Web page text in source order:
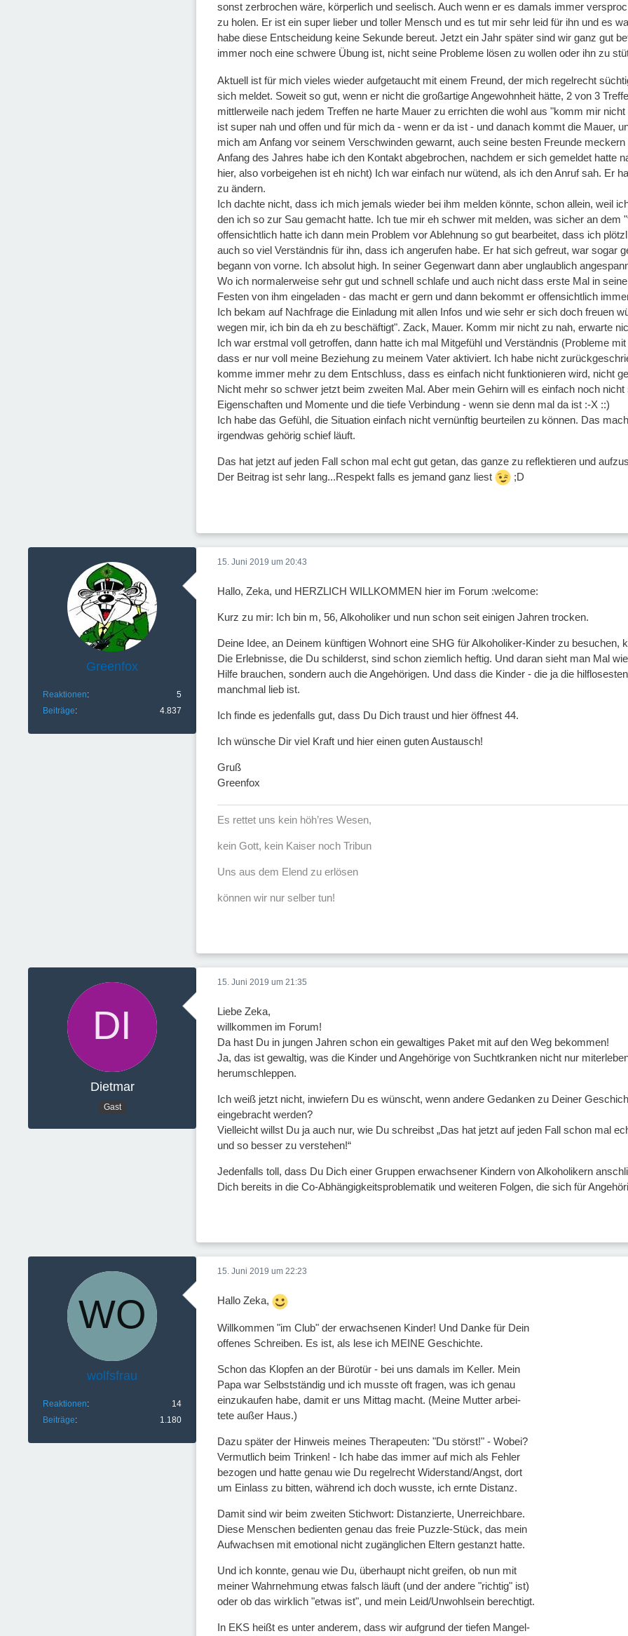
sonst zerbrochen wäre, körperlich und seelisch. Auch wenn er es damals immer
zu holen. Er ist ein super lieber und toller Mensch und es tut mir sehr leid für ihn und es
habe diese Entscheidung keine Sekunde bereut. Jetzt ein Jahr später sind wir ganz gut
immer noch eine schwere Übung ist, nicht seine Probleme lösen zu wollen oder ihn zu
Aktuell ist für mich vieles wieder aufgetaucht mit einem Freund, der mich regelrecht
sich meldet. Soweit so gut, wenn er nicht die großartige Angewohnheit hätte, 2 von 3
mittlerweile nach jedem Treffen ne harte Mauer zu errichten die wohl aus "komm mir
ist super nah und offen und für mich da - wenn er da ist - und danach kommt die Mauer,
mich am Anfang vor seinem Verschwinden gewarnt, auch seine besten Freunde
Anfang des Jahres habe ich den Kontakt abgebrochen, nachdem er sich gemeldet hatte
hier, also vorbeigehen ist eh nicht) Ich war einfach nur wütend, als ich den Anruf sah. Er
zu ändern.
Ich dachte nicht, dass ich mich jemals wieder bei ihm melden könnte, schon allein, weil
den ich so zur Sau gemacht hatte. Ich tue mir eh schwer mit melden, was sicher an dem
offensichtlich hatte ich dann mein Problem vor Ablehnung so gut bearbeitet, dass ich
auch so viel Verständnis für ihn, dass ich angerufen habe. Er hat sich gefreut, war sogar
begann von vorne. Ich absolut high. In seiner Gegenwart dann aber unglaublich
Wo ich normalerweise sehr gut und schnell schlafe und auch nicht dass erste Mal in
Festen von ihm eingeladen - das macht er gern und dann bekommt er offensichtlich
Ich bekam auf Nachfrage die Einladung mit allen Infos und wie sehr er sich doch freuen
wegen mir, ich bin da eh zu beschäftigt". Zack, Mauer. Komm mir nicht zu nah, erwarte
Ich war erstmal voll getroffen, dann hatte ich mal Mitgefühl und Verständnis (Probleme
dass er nur voll meine Beziehung zu meinem Vater aktiviert. Ich habe nicht
komme immer mehr zu dem Entschluss, dass es einfach nicht funktionieren wird, nicht
Nicht mehr so schwer jetzt beim zweiten Mal. Aber mein Gehirn will es einfach noch
Eigenschaften und Momente und die tiefe Verbindung - wenn sie denn mal da ist :-X ::)
Ich habe das Gefühl, die Situation einfach nicht vernünftig beurteilen zu können. Das
irgendwas gehörig schief läuft.
Das hat jetzt auf jeden Fall schon mal echt gut getan, das ganze zu reflektieren und
Der Beitrag ist sehr lang...Respekt falls es jemand ganz liest
;D
Greenfox
Reaktionen
5
Beiträge
4.837
15. Juni 2019 um 20:43
Hallo, Zeka, und HERZLICH WILLKOMMEN hier im Forum :welcome:
Kurz zu mir: Ich bin m, 56, Alkoholiker und nun schon seit einigen Jahren trocken.
Deine Idee, an Deinem künftigen Wohnort eine SHG für Alkoholiker-Kinder zu besuchen,
Die Erlebnisse, die Du schilderst, sind schon ziemlich heftig. Und daran sieht man Mal
Hilfe brauchen, sondern auch die Angehörigen. Und dass die Kinder - die ja die
manchmal lieb ist.
Ich finde es jedenfalls gut, dass Du Dich traust und hier öffnest 44.
Ich wünsche Dir viel Kraft und hier einen guten Austausch!
Gruß
Greenfox
Es rettet uns kein höh’res Wesen,
kein Gott, kein Kaiser noch Tribun
Uns aus dem Elend zu erlösen
können wir nur selber tun!
Dietmar
Gast
15. Juni 2019 um 21:35
Liebe Zeka,
willkommen im Forum!
Da hast Du in jungen Jahren schon ein gewaltiges Paket mit auf den Weg bekommen!
Ja, das ist gewaltig, was die Kinder und Angehörige von Suchtkranken nicht nur
herumschleppen.
Ich weiß jetzt nicht, inwiefern Du es wünscht, wenn andere Gedanken zu Deiner
eingebracht werden?
Vielleicht willst Du ja auch nur, wie Du schreibst „Das hat jetzt auf jeden Fall schon mal
und so besser zu verstehen!“
Jedenfalls toll, dass Du Dich einer Gruppen erwachsener Kindern von Alkoholikern
Dich bereits in die Co-Abhängigkeitsproblematik und weiteren Folgen, die sich für
wolfsfrau
Reaktionen
14
Beiträge
1.180
15. Juni 2019 um 22:23
Hallo Zeka,
Willkommen "im Club" der erwachsenen Kinder! Und Danke für Dein
offenes Schreiben. Es ist, als lese ich MEINE Geschichte.
Schon das Klopfen an der Bürotür - bei uns damals im Keller. Mein
Papa war Selbstständig und ich musste oft fragen, was ich genau
einzukaufen habe, damit er uns Mittag macht. (Meine Mutter arbei-
tete außer Haus.)
Dazu später der Hinweis meines Therapeuten: "Du störst!" - Wobei?
Vermutlich beim Trinken! - Ich habe das immer auf mich als Fehler
bezogen und hatte genau wie Du regelrecht Widerstand/Angst, dort
um Einlass zu bitten, während ich doch wusste, ich ernte Distanz.
Damit sind wir beim zweiten Stichwort: Distanzierte, Unerreichbare.
Diese Menschen bedienten genau das freie Puzzle-Stück, das mein
Aufwachsen mit emotional nicht zugänglichen Eltern gestanzt hatte.
Und ich konnte, genau wie Du, überhaupt nicht greifen, ob nun mit
meiner Wahrnehmung etwas falsch läuft (und der andere "richtig" ist)
oder ob das wirklich "etwas ist", und mein Leid/Unwohlsein berechtigt.
In EKS heißt es unter anderem, dass wir aufgrund der tiefen Mangel-